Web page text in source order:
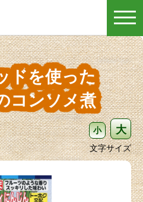
ドを使った
コンソメ煮
小 大
文字サイズ